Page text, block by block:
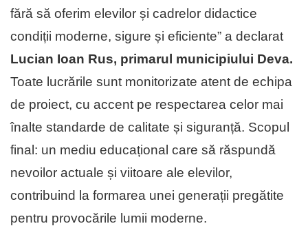
fără să oferim elevilor și cadrelor didactice
condiții moderne, sigure și eficiente” a declarat
Lucian Ioan Rus, primarul municipiului Deva.
Toate lucrările sunt monitorizate atent de echipa
de proiect, cu accent pe respectarea celor mai
înalte standarde de calitate și siguranță. Scopul
final: un mediu educațional care să răspundă
nevoilor actuale și viitoare ale elevilor,
contribuind la formarea unei generații pregătite
pentru provocările lumii moderne.